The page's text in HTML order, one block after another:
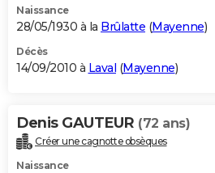
Naissance
28/05/1930 à la Brûlatte (Mayenne)
Décès
14/09/2010 à Laval (Mayenne)
Denis GAUTEUR (72 ans)
Créer une cagnotte obsèques
Naissance